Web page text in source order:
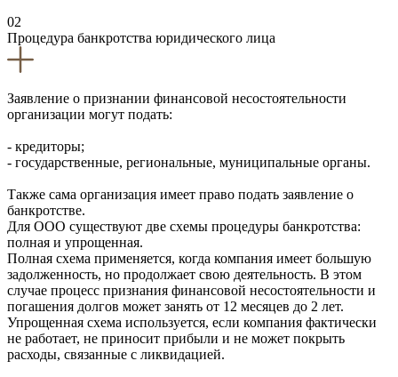
02
Процедура банкротства юридического лица
Заявление о признании финансовой несостоятельности
организации могут подать:
- кредиторы;
- государственные, региональные, муниципальные органы.
Также сама организация имеет право подать заявление о
банкротстве.
Для ООО существуют две схемы процедуры банкротства:
полная и упрощенная.
Полная схема применяется, когда компания имеет большую
задолженность, но продолжает свою деятельность. В этом
случае процесс признания финансовой несостоятельности и
погашения долгов может занять от 12 месяцев до 2 лет.
Упрощенная схема используется, если компания фактически
не работает, не приносит прибыли и не может покрыть
расходы, связанные с ликвидацией.